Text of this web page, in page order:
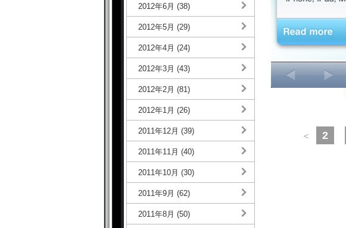
＜ 2
2012年6月 (38)
2012年5月 (29)
2012年4月 (24)
2012年3月 (43)
2012年2月 (81)
2012年1月 (26)
2011年12月 (39)
2011年11月 (40)
2011年10月 (30)
2011年9月 (62)
2011年8月 (50)